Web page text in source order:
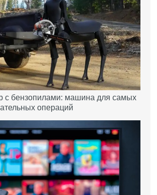
с бензопилами: машина для самых
операций